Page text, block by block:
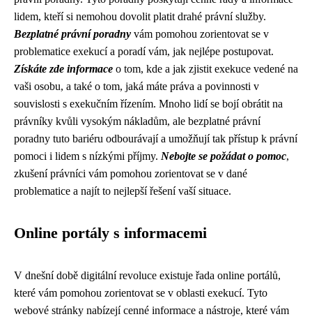
lidem, kteří si nemohou dovolit platit drahé právní služby.
Bezplatné právní poradny vám pomohou zorientovat se v
problematice exekucí a poradí vám, jak nejlépe postupovat.
Získáte zde informace o tom, kde a jak zjistit exekuce vedené na
vaši osobu, a také o tom, jaká máte práva a povinnosti v
souvislosti s exekučním řízením. Mnoho lidí se bojí obrátit na
právníky kvůli vysokým nákladům, ale bezplatné právní
poradny tuto bariéru odbourávají a umožňují tak přístup k právní
pomoci i lidem s nízkými příjmy. Nebojte se požádat o pomoc,
zkušení právníci vám pomohou zorientovat se v dané
problematice a najít to nejlepší řešení vaší situace.
Online portály s informacemi
V dnešní době digitální revoluce existuje řada online portálů,
které vám pomohou zorientovat se v oblasti exekucí. Tyto
webové stránky nabízejí cenné informace a nástroje, které vám